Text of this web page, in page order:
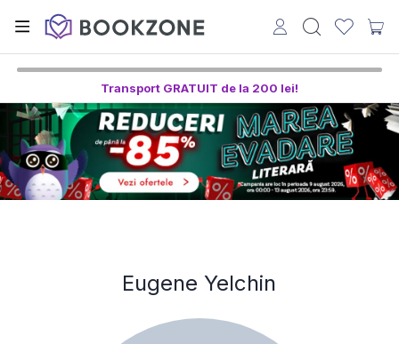
Transport GRATUIT de la 200 lei!
Eugene Yelchin